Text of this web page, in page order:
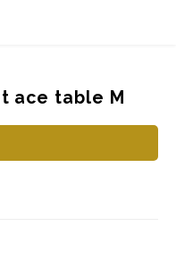
ace table M